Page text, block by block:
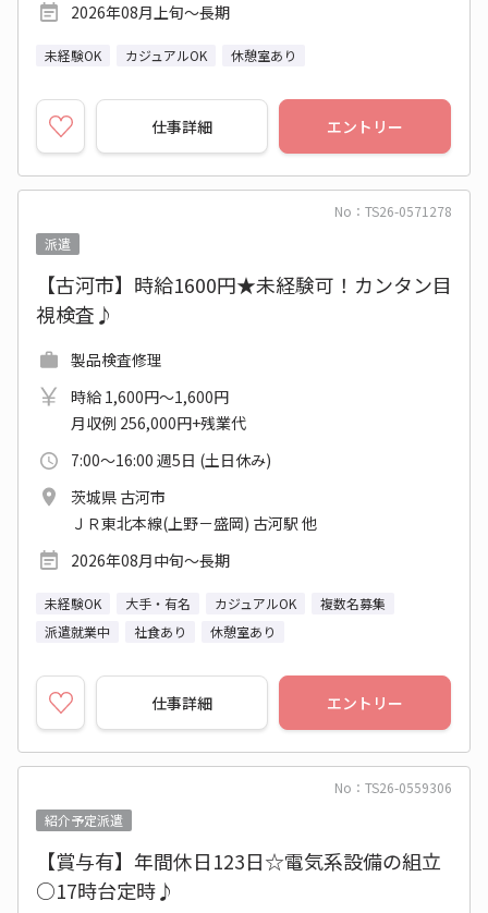
2026年08月上旬～長期
未経験OK カジュアルOK 休憩室あり
仕事詳細 エントリー
No：TS26-0571278
派遣
【古河市】時給1600円★未経験可！カンタン目
視検査♪
製品検査修理
時給 1,600円～1,600円
月収例 256,000円+残業代
7:00～16:00 週5日 (土日休み)
茨城県 古河市
ＪＲ東北本線(上野－盛岡) 古河駅 他
2026年08月中旬～長期
未経験OK 大手・有名 カジュアルOK
複数名募集
派遣就業中
社食あり 休憩室あり
仕事詳細 エントリー
No：TS26-0559306
紹介予定派遣
【賞与有】年間休日123日☆電気系設備の組立
○17時台定時♪